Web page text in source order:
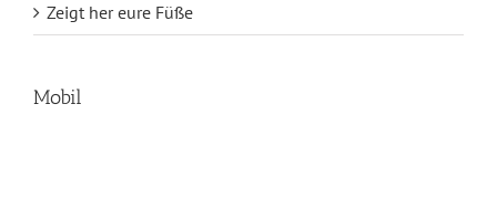
Zeigt her eure Füße
Mobil